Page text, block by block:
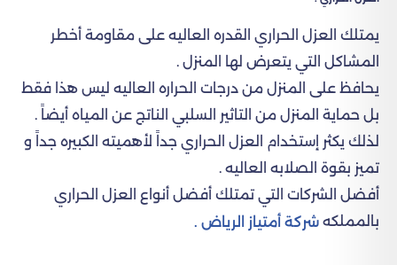
يمتلك العزل الحراري القدره العاليه على مقاومة أخطر
المشاكل التي يتعرض لها المنزل .
يحافظ على المنزل من درجات الحراره العاليه ليس هذا فقط
بل حماية المنزل من التاثير السلبي الناتج عن المياه أيضاً .
لذلك يكثر إستخدام العزل الحراري جداً لأهميته الكبيره جداً و
تميز بقوة الصلابه العاليه .
أفضل الشركات التي تمتلك أفضل أنواع العزل الحراري
بالمملكه شركة أمتياز الرياض .